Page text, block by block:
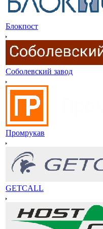
Блокпост
Соболевский завод
Промрукав
GETCALL